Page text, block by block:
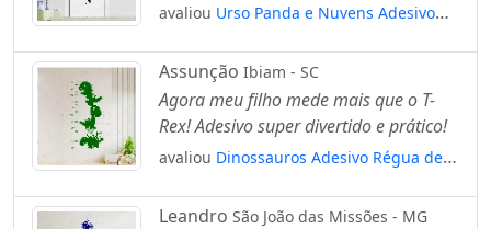
avaliou Urso Panda e Nuvens Adesivo
de Altura para Quarto, Porta e Parede
Mod:106
Assunção Ibiam - SC
Agora meu filho mede mais que o T-
Rex! Adesivo super divertido e prático!
avaliou Dinossauros Adesivo Régua de
para Quarto, Porta e Parede Mod:19
Leandro São João das Missões - MG